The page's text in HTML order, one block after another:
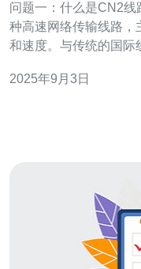
问题一：什么是CN2线路？ CN2线路是中国电信
种高速网络传输线路，
和速度。与传统的国际
港VPS140采用CN2线
2025年9月3日